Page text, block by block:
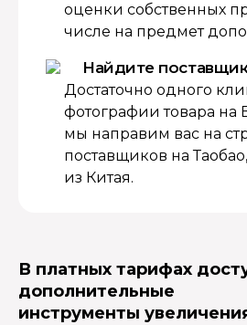
оценки собственных
числе на предмет
Найдите
Достаточно одного
фотографии товара на
мы направим вас на
поставщиков на
из Китая.
В платных тарифах
дополнительные
инструменты